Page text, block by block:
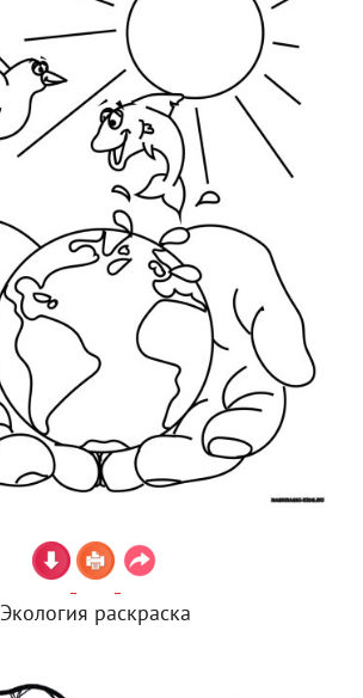
Экология раскраска